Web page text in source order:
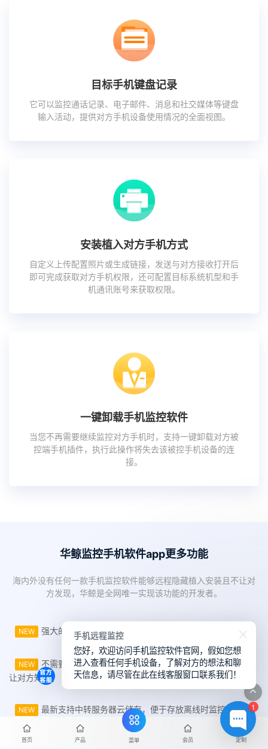
目标手机键盘记录
它可以监控通话记录、电子邮件、消息和社交媒体等键盘
输入活动，提供对方手机设备使用情况的全面视图。
安装植入对方手机方式
自定义上传配置照片或生成链接，发送与对方接收打开后
即可完成获取对方手机权限，还可配置目标系统机型和手
机通讯账号来获取权限。
一键卸载手机监控软件
当您不再需要继续监控对方手机时，支持一键卸载对方被
控端手机插件，执行此操作将失去该被控手机设备的连
接。
华鲸监控手机软件app更多功能
海内外没有任何一款手机监控软件能够远程隐藏植入安装且不让对
方发现，华鲸是全网唯一实现该功能的开发者。
NEW 强大的监控手机控制终端，自定义调整监控设置；
NEW
不需要对方同意或授权，隐藏式植入安装监控不被发现/不
让对方知道；
NEW
最新支持中转服务器云储存，便于存放离线时监控数据文
首页 产品 菜单 会员 定制
1
手机远程监控
您好，欢迎访问手机监控软件官网，假如您想
进入查看任何手机设备，了解对方的想法和聊
天信息，请尽管在此在线客服窗口联系我们！